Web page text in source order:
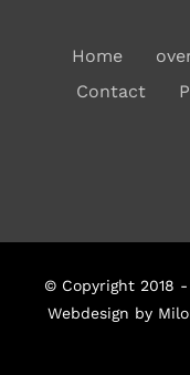
Home
Contact
© Copyright 2018
Webdesign by